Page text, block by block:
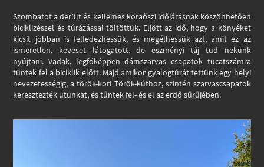
Szombatot a derült és kellemes koraőszi időjárásnak köszönhetően
biciklizéssel és túrázással töltöttük. Eljött az idő, hogy a könyéket
kicsit jobban is felfedezhessük, és megélhessük azt, amit ez az
ismeretlen, keveset látogatott, de eszményi táj tud nekünk
nyújtani. Vadak, legfőképpen dámszarvas csapatok tucatszámra
tűntek fel a biciklik előtt. Majd amikor gyalogtúrát tettünk egy helyi
nevezetességig, a török-kori Török-kúthoz, szintén szarvascsapatok
keresztezték utunkat, és tűntek fel- és el az erdő sűrűjében.